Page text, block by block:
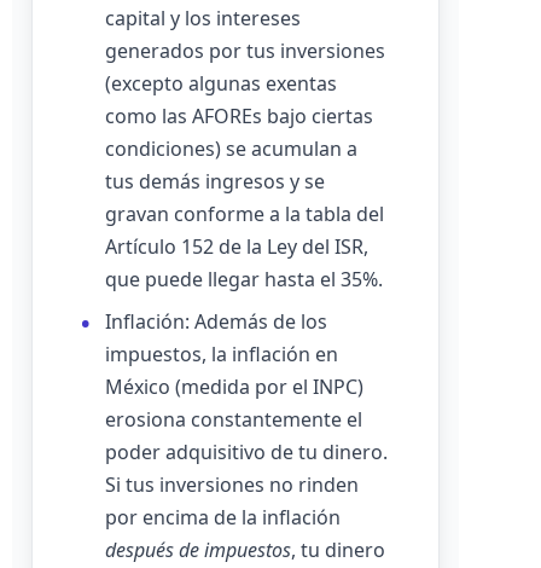
capital y los intereses
generados por tus inversiones
(excepto algunas exentas
como las AFOREs bajo ciertas
condiciones) se acumulan a
tus demás ingresos y se
gravan conforme a la tabla del
Artículo 152 de la Ley del ISR,
que puede llegar hasta el 35%.
Inflación: Además de los
impuestos, la inflación en
México (medida por el INPC)
erosiona constantemente el
poder adquisitivo de tu dinero.
Si tus inversiones no rinden
por encima de la inflación
después de impuestos, tu dinero